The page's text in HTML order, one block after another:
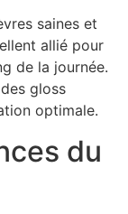
saines et
allié pour
de la journée.
gloss
optimale.
du